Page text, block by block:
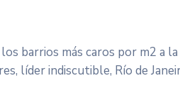
barrios más caros por m2 a
líder indiscutible, Río de